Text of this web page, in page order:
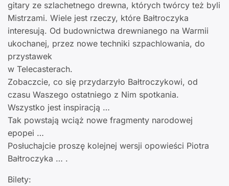
gitary ze szlachetnego drewna, których twórcy też byli
Mistrzami. Wiele jest rzeczy, które Bałtroczyka
interesują. Od budownictwa drewnianego na Warmii
ukochanej, przez nowe techniki szpachlowania, do
przystawek
w Telecasterach.
Zobaczcie, co się przydarzyło Bałtroczykowi, od
czasu Waszego ostatniego z Nim spotkania.
Wszystko jest inspiracją …
Tak powstają wciąż nowe fragmenty narodowej
epopei …
Posłuchajcie proszę kolejnej wersji opowieści Piotra
Bałtroczyka … .
Bilety: